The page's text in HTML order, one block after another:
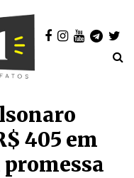
405 em
promessa